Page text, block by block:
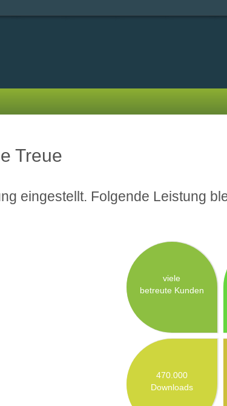
Treue
eingestellt. Folgende Leistung
viele
betreute Kunden
470.000
Downloads